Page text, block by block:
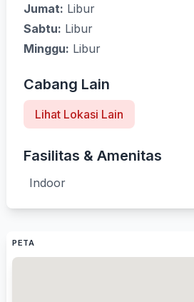
Jumat: Libur
Sabtu: Libur
Minggu: Libur
Cabang Lain
Lihat Lokasi Lain
Fasilitas & Amenitas
Indoor
PETA